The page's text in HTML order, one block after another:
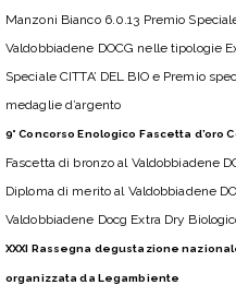
Manzoni Bianco 6.0.13 Premio
Valdobbiadene DOCG nelle tipologie
Speciale CITTA’ DEL BIO e Premio
medaglie d’argento
9° Concorso Enologico Fascetta d’oro
Fascetta di bronzo al Valdobbiadene
Diploma di merito al Valdobbiadene
Valdobbiadene Docg Extra Dry
XXXI Rassegna degustazione
organizzata da Legambiente